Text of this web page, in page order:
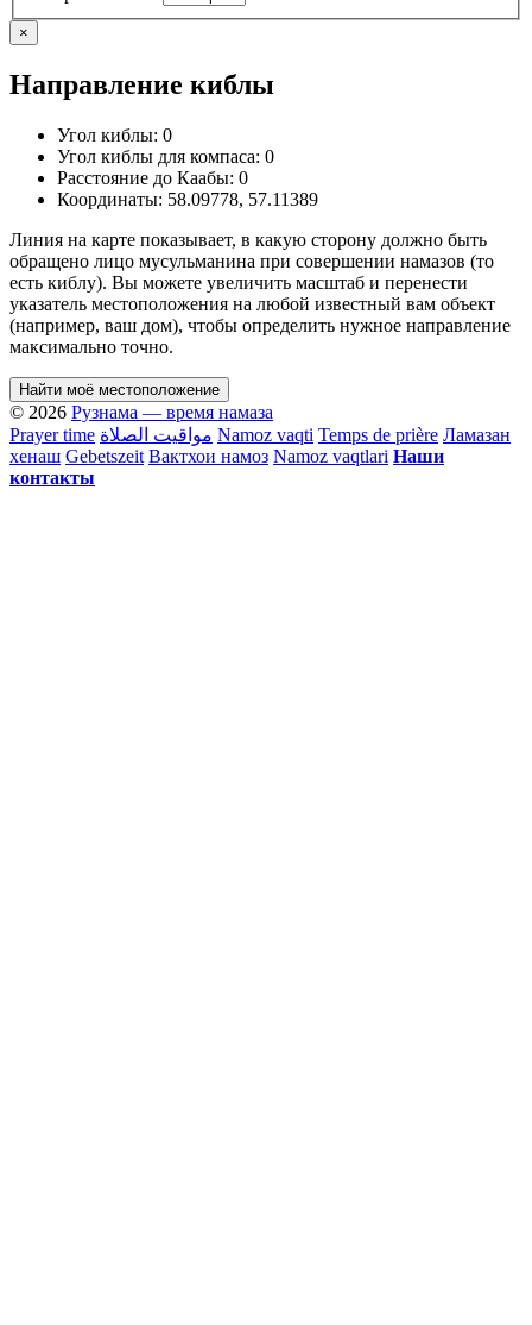
×
Направление киблы
Угол киблы: 0
Угол киблы для компаса: 0
Расстояние до Каабы: 0
Координаты: 58.09778, 57.11389
Линия на карте показывает, в какую сторону должно быть
обращено лицо мусульманина при совершении намазов (то
есть киблу). Вы можете увеличить масштаб и перенести
указатель местоположения на любой известный вам объект
(например, ваш дом), чтобы определить нужное направление
максимально точно.
Найти моё местоположение
© 2026 Рузнама — время намаза
Prayer time مواقيت الصلاة Namoz vaqti Temps de prière Ламазан
хенаш Gebetszeit Вактхои намоз Namoz vaqtlari Наши
контакты